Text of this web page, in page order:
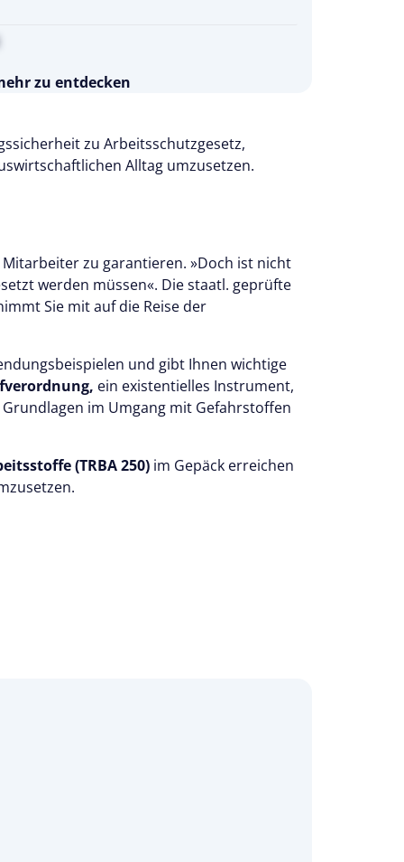
zu entdecken
testen
zu Arbeitsschutzgesetz,
Alltag umzusetzen.
zu garantieren. »Doch ist nicht
werden müssen«. Die staatl. geprüfte
Sie mit auf die Reise der
und gibt Ihnen wichtige
ein existentielles Instrument,
im Umgang mit Gefahrstoffen
(TRBA 250) im Gepäck erreichen